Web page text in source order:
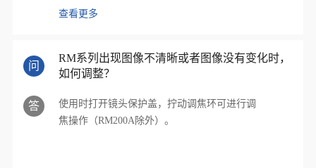
查看更多
问
RM系列出现图像不清晰或者图像没有变化时，
如何调整？
答
使用时打开镜头保护盖，拧动调焦环可进行调
焦操作（RM200A除外）。